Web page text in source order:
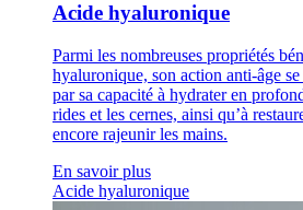
Acide hyaluronique
Parmi les nombreuses propriétés
hyaluronique, son action anti-âge
par sa capacité à hydrater en
rides et les cernes, ainsi qu’à
encore rajeunir les mains.
En savoir plus
Acide hyaluronique